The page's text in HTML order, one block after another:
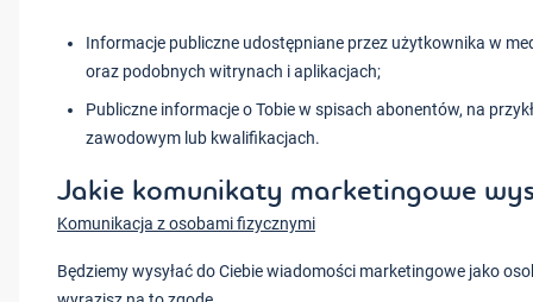
Informacje publiczne udostępniane przez użytkownika w
oraz podobnych witrynach i aplikacjach;
Publiczne informacje o Tobie w spisach abonentów, na
zawodowym lub kwalifikacjach.
Jakie komunikaty marketingowe
Komunikacja z osobami fizycznymi
Będziemy wysyłać do Ciebie wiadomości marketingowe jako